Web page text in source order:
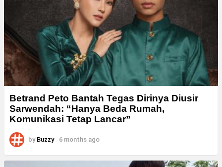
Betrand Peto Bantah Tegas Dirinya Diusir
Sarwendah: “Hanya Beda Rumah,
Komunikasi Tetap Lancar”
by Buzzy 6 months ago